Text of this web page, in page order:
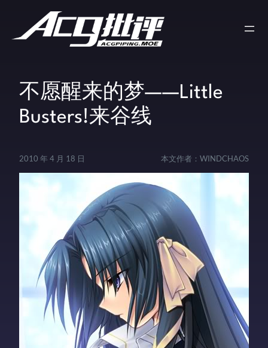
不愿醒来的梦——Little
Busters!来谷线
2010 年 4 月 18 日 本文作者： WINDCHAOS